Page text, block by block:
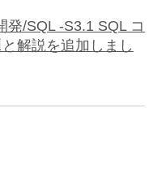
発/SQL -S3.1 SQL コ
解説を追加しまし